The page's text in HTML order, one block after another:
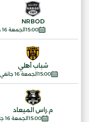
15:00الجمعة 16 جانفي 2026
NRBOD
15:00الجمعة 16 جانفي 2026
شباب أهلي
15:00الجمعة 16 جانفي 2026
م.راس الميعاد